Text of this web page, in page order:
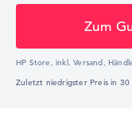
Zum
HP Store, inkl. Versand,
Zuletzt niedrigster Preis in 30